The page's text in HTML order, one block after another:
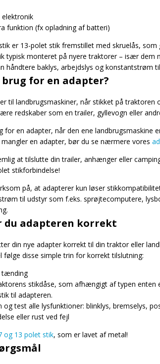
elektronik
funktion (fx opladning af batteri)
er 13-polet stik fremstillet med skruelås,
typisk monteret på nyere traktorer – især dem
håndtere baklys, arbejdslys og konstantstrøm
for en adapter?
til landbrugsmaskiner, når stikket på traktoren
redskaber som en trailer, gyllevogn eller
for en adapter, når den ene landbrugsmaskine
en adapter, bør du se nærmere vores
at tilslutte din trailer, anhænger eller
stikforbindelse!
på, at adapterer kun løser
til udstyr som f.eks. sprøjtecomputere,
du adapteren korrekt
din nye adapter korrekt til din traktor eller
følge disse simple trin for korrekt tilslutning:
tænding
stikdåse, som afhængigt af typen enten
til adapteren.
test alle lysfunktioner: blinklys, bremselys,
eller rust ved fejl
og 13 polet stik, som er lavet af metal!